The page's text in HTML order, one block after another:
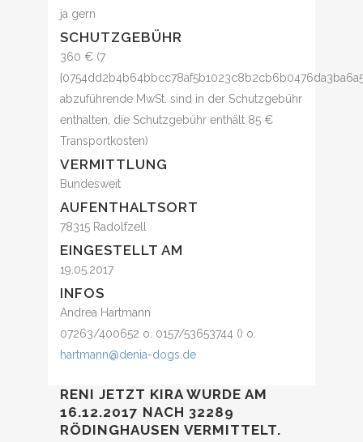
ja gern
SCHUTZGEBÜHR
360 € (7
abzuführende MwSt. sind in der Schutzgebühr
enthalten, die Schutzgebühr enthält 85 €
Transportkosten)
VERMITTLUNG
Bundesweit
AUFENTHALTSORT
78315 Radolfzell
EINGESTELLT AM
19.05.2017
INFOS
Andrea Hartmann
07263/400652 o. 0157/53653744 () o.
hartmann@denia-dogs.de
RENI JETZT KIRA WURDE AM
16.12.2017 NACH 32289
RÖDINGHAUSEN VERMITTELT.